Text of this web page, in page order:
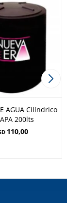
AGUA Cilíndrico
200lts
110,00